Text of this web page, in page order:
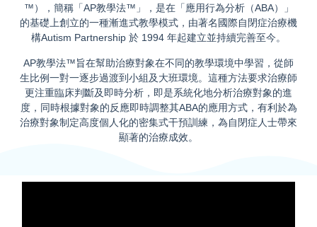
™），簡稱「AP教學法™」，是在「應用行為分析（ABA）」
的基礎上創立的一種漸進式教學模式，由著名國際自閉症治療機
構Autism Partnership 於 1994 年起建立並持續完善至今。
AP教學法™旨在幫助治療對象在不同的教學環境中學習，從師
生比例一對一逐步過渡到小組及大班環境。這種方法要求治療師
更注重臨床判斷及即時分析，即是系統化地分析治療對象的進
度，同時根據對象的反應即時調整其ABA的應用方式，有利於為
治療對象制定高度個人化的密集式干預訓練，為自閉症人士帶來
顯著的治療成效。